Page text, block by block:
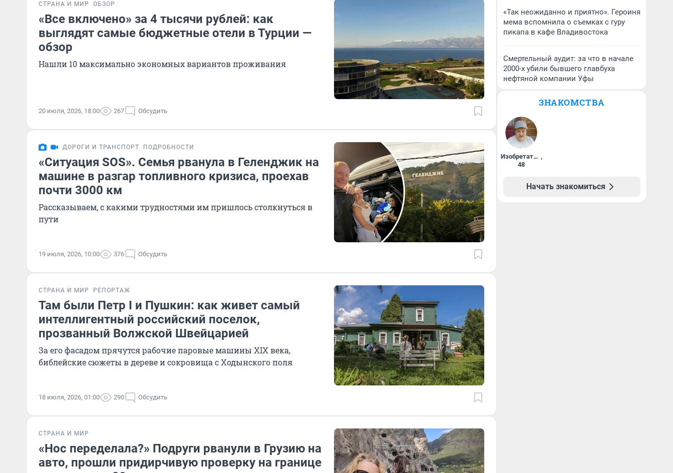
СТРАНА И МИР ОБЗОР
«Все включено» за 4 тысячи рублей: как
выглядят самые бюджетные отели в Турции —
обзор
Нашли 10 максимально экономных вариантов проживания
20 июля, 2026, 18:00 267 Обсудить
ДОРОГИ И ТРАНСПОРТ ПОДРОБНОСТИ
«Ситуация SOS». Семья рванула в Геленджик на
машине в разгар топливного кризиса, проехав
почти 3000 км
Рассказываем, с какими трудностями им пришлось столкнуться в
пути
19 июля, 2026, 10:00 376 Обсудить
СТРАНА И МИР РЕПОРТАЖ
Там были Петр I и Пушкин: как живет самый
интеллигентный российский поселок,
прозванный Волжской Швейцарией
За его фасадом прячутся рабочие паровые машины XIX века,
библейские сюжеты в дереве и сокровища с Ходынского поля
18 июля, 2026, 01:00 290 Обсудить
СТРАНА И МИР
«Нос переделала?» Подруги рванули в Грузию на
авто, прошли придирчивую проверку на границе
«Так неожиданно и приятно». Героиня
мема вспомнила о съемках с гуру
пикапа в кафе Владивостока
Смертельный аудит: за что в начале
2000-х убили бывшего главбуха
нефтяной компании Уфы
ЗНАКОМСТВА
Изобретатель ,
48
Начать знакомиться